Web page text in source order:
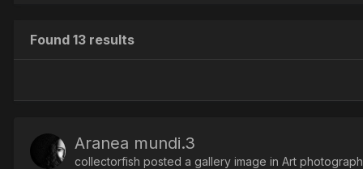
Found 13 results
Aranea mundi.3
collectorfish posted a gallery image in Art